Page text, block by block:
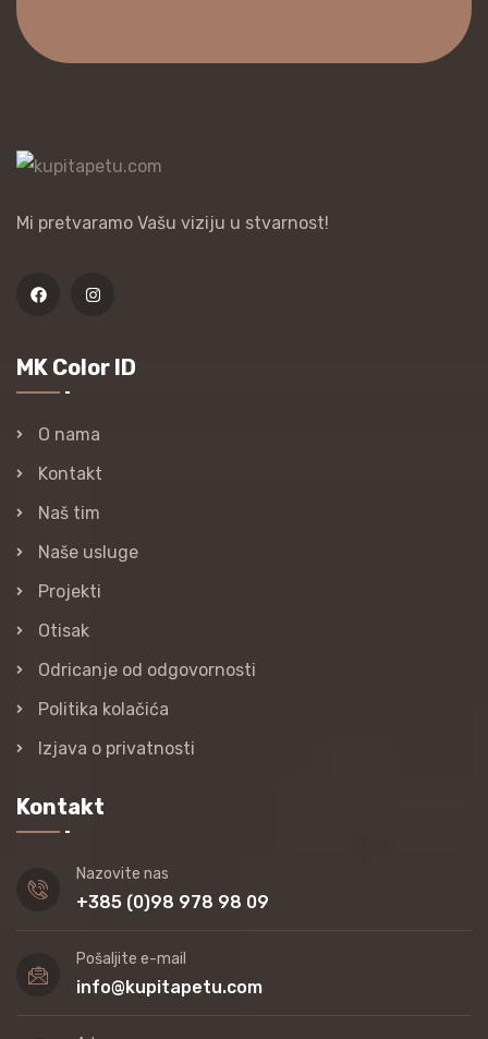
Mi pretvaramo Vašu viziju u stvarnost!
MK Color ID
O nama
Kontakt
Naš tim
Naše usluge
Projekti
Otisak
Odricanje od odgovornosti
Politika kolačića
Izjava o privatnosti
Kontakt
Nazovite nas
+385 (0)98 978 98 09
Pošaljite e-mail
info@kupitapetu.com